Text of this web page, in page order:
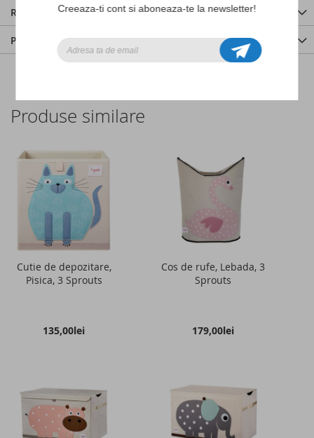
Creeaza-ti cont si aboneaza-te la newsletter!
Recenzii
Produse vizualizate recent
Produse similare
Cutie de depozitare,
Pisica, 3 Sprouts
135,00lei
Cos de rufe, Lebada, 3
Sprouts
179,00lei